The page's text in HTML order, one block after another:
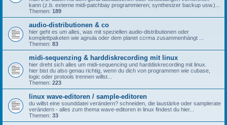
kann (z.b. externe midi-patchbay programmieren; synthesizer backup usw.)...
Themen: 189
audio-distributionen & co
hier geht es um alles, was mit speziellen audio-distributionen oder
komplettpaketen wie agnula oder dem planet ccrma zusammenhängt ...
Themen: 83
midi-sequenzing & harddiskrecording mit linux
hier dreht sich alles um midi-sequencing und harddiskrecording mit linux.
hier bist du also genau richtig, wenn du dich von programmen wie cubase,
logic oder protools trennen willst...
Themen: 223
linux wave-editoren / sample-editoren
du willst eine sounddatei verändern? schneiden, die laustärke oder samplerate
verändern - alles zum thema wave-editoren in linux findest du hier...
Themen: 33